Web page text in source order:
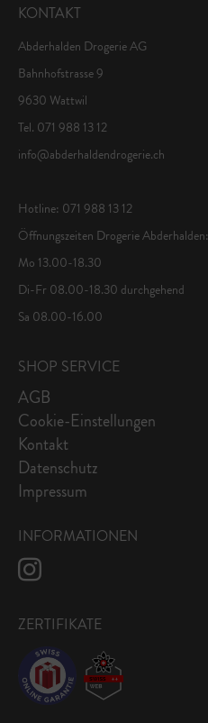
KONTAKT
Abderhalden Drogerie AG
Bahnhofstrasse 9
9630 Wattwil
Tel. 071 988 13 12
info@abderhaldendrogerie.ch
Hotline: 071 988 13 12
Öffnungszeiten Drogerie Abderhalden:
Mo 13.00-18.30
Di-Fr 08.00-18.30 durchgehend
Sa 08.00-16.00
SHOP SERVICE
AGB
Cookie-Einstellungen
Kontakt
Datenschutz
Impressum
INFORMATIONEN
ZERTIFIKATE